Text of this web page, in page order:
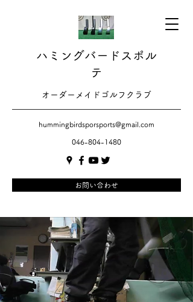
ハミングバードスポル
テ
​​オーダーメイドゴルフクラブ
hummingbirdsporsports@gmail.com
046-804-1480
お問い合わせ